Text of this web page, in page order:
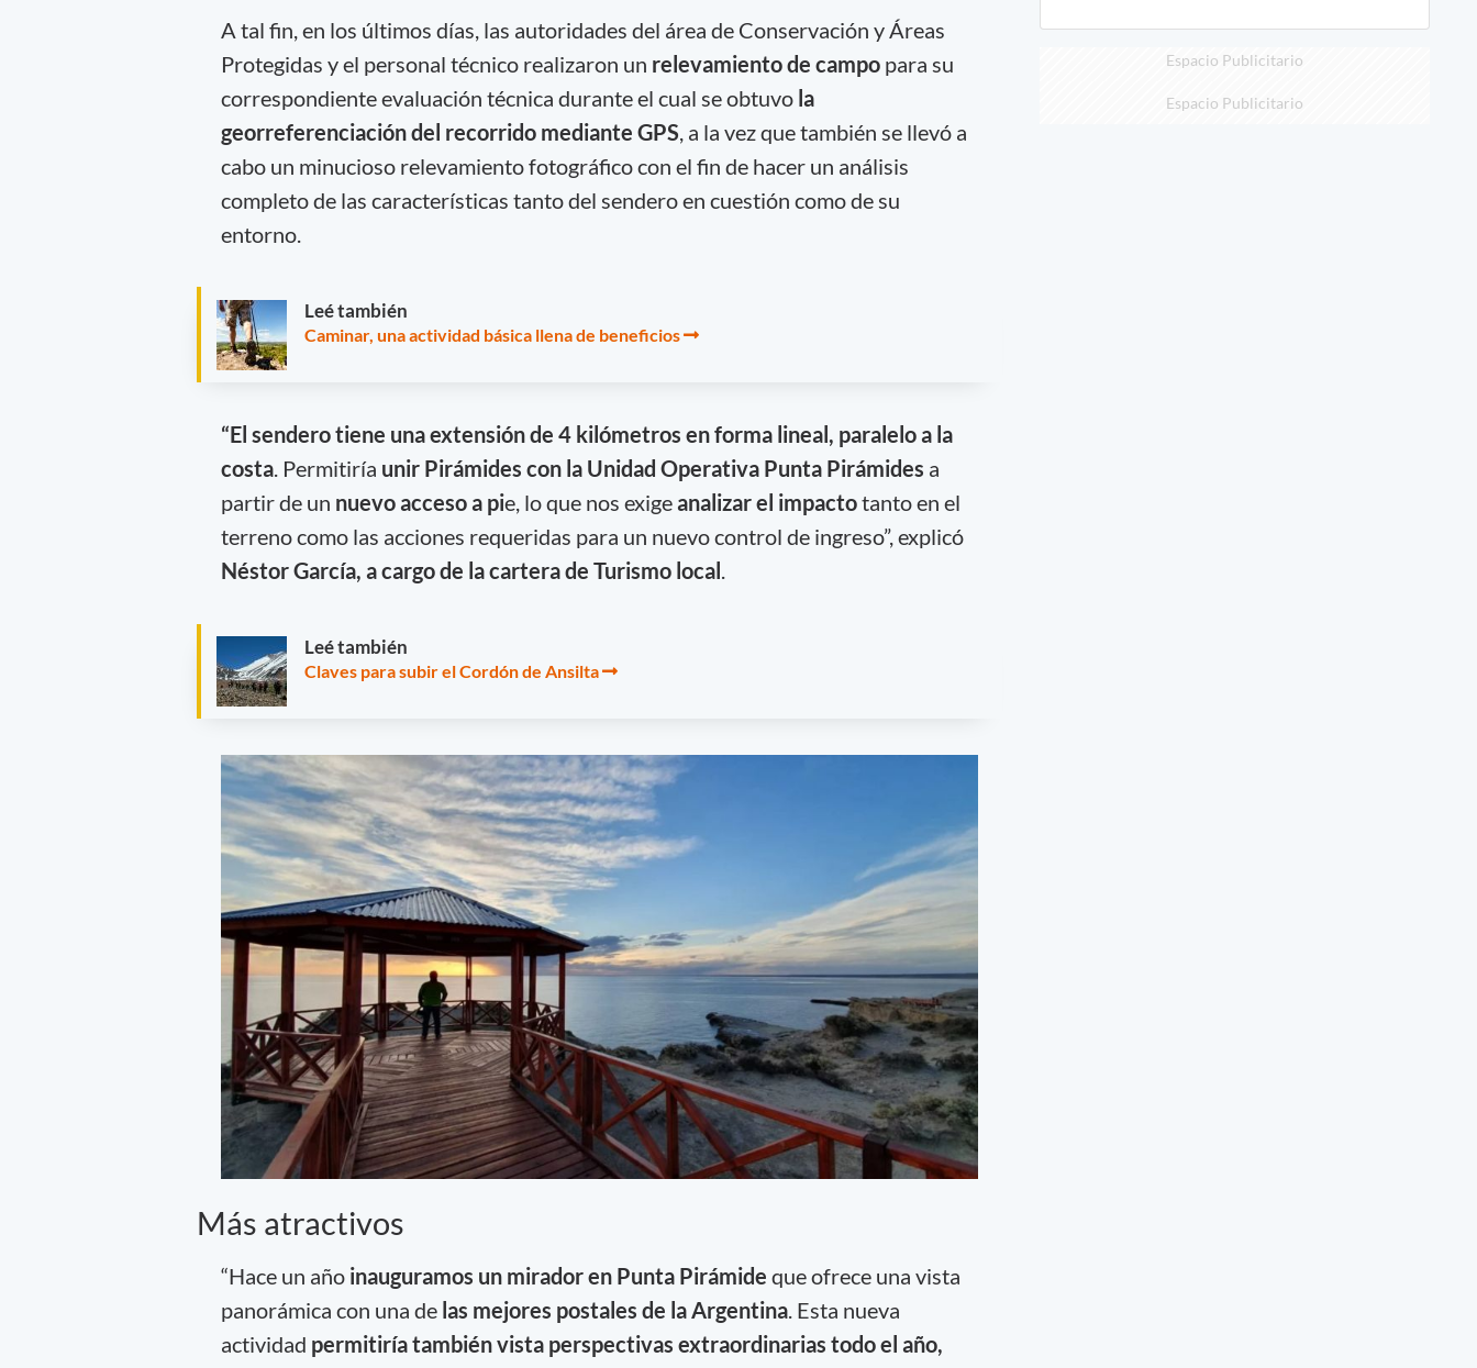
A tal fin, en los últimos días, las autoridades del área de Conservación y Áreas
Protegidas y el personal técnico realizaron un relevamiento de campopara su
correspondiente evaluación técnica durante el cual se obtuvo la
georreferenciación del recorrido mediante GPS, a la vez que también se llevó a
cabo un minucioso relevamiento fotográfico con el fin de hacer un análisis
completo de las características tanto del sendero en cuestión como de su
entorno.
Leé también
Caminar, una actividad básica llena de beneficios
“El sendero tiene una extensión de 4 kilómetros en forma lineal, paralelo a la
costa. Permitiría unir Pirámides con la Unidad Operativa Punta Pirámides a
partir de un nuevo acceso a pie, lo que nos exigeanalizar el impactotanto en el
terreno como las acciones requeridas para un nuevo control de ingreso”, explicó
Néstor García, a cargo de la cartera de Turismo local.
Leé también
Claves para subir el Cordón de Ansilta
Más atractivos
“Hace un año inauguramos un mirador en Punta Pirámide que ofrece una vista
panorámica con una de las mejores postales de la Argentina. Esta nueva
actividad permitiría también vista perspectivas extraordinarias todo el año,
Espacio Publicitario
Espacio Publicitario